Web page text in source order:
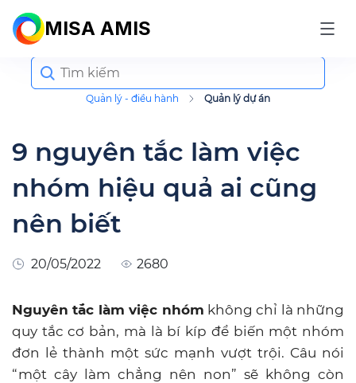
MISA AMIS
Quản lý - điều hành Quản lý dự án
Search
for:
9 nguyên tắc làm việc
nhóm hiệu quả ai cũng
nên biết
20/05/2022 2680
Nguyên tắc làm việc nhóm không chỉ là những
quy tắc cơ bản, mà là bí kíp để biến một nhóm
đơn lẻ thành một sức mạnh vượt trội. Câu nói
“một cây làm chẳng nên non” sẽ không còn